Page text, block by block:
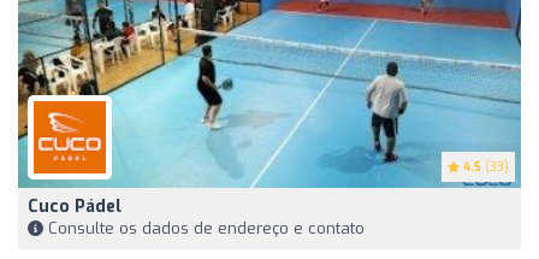
4.5 (33)
Cuco Pádel
Consulte os dados de endereço e contato